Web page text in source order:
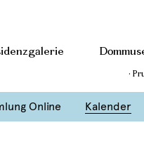
·
Online Kalender